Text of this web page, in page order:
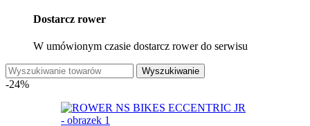
Dostarcz rower
W umówionym czasie dostarcz rower do serwisu
Wyszukiwanie
-24%